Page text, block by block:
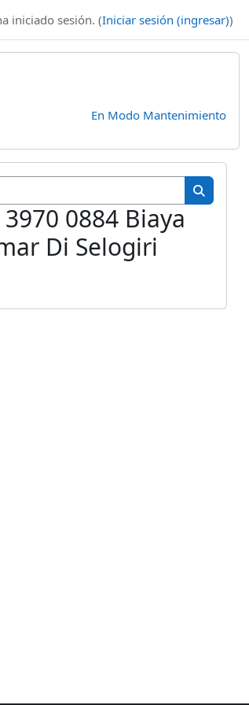
iniciado sesión. (Iniciar sesión (ingresar))
En Modo Mantenimiento
Buscar
Buscar
0884 Biaya
Di Selogiri